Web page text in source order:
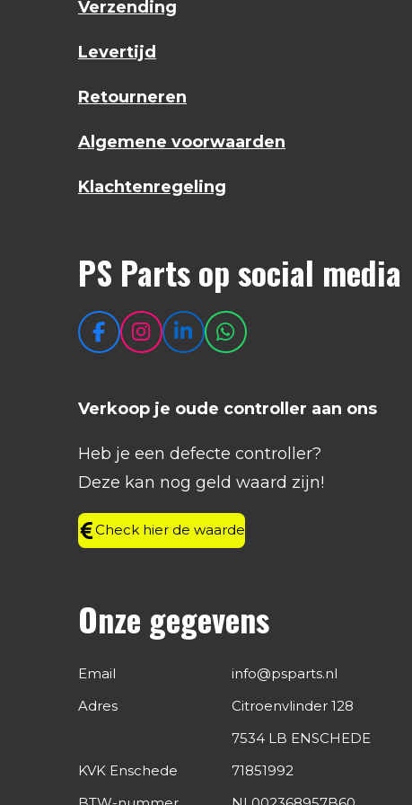
Verzending
Levertijd
Retourneren
Algemene voorwaarden
Klachtenregeling
PS Parts op social media
F
a
b
o
k
I
n
a
r
a
L
i
e
I
n
W
h
s
p
p
Verkoop je oude controller aan ons
Heb je een defecte controller?
Deze kan nog geld waard zijn!
Check hier de waarde
Onze gegevens
Email
info@psparts.nl
Adres
Citroenvlinder 128
7534 LB ENSCHEDE
KVK Enschede
71851992